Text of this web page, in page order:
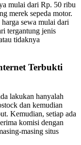
mulai dari Rp. 50 ribu
merek sepeda motor.
sewa mulai dari
tergantung jenis
tidaknya
Terbukti
lakukan hanyalah
dan kemudian
Kemudian, setiap ada
komisi dengan
masing situs